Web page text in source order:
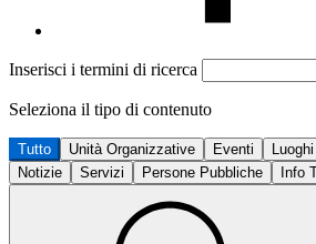
Inserisci i termini di ricerca
Seleziona il tipo di contenuto
Tutto Unità Organizzative Eventi Luoghi
Notizie
Servizi Persone Pubbliche Info